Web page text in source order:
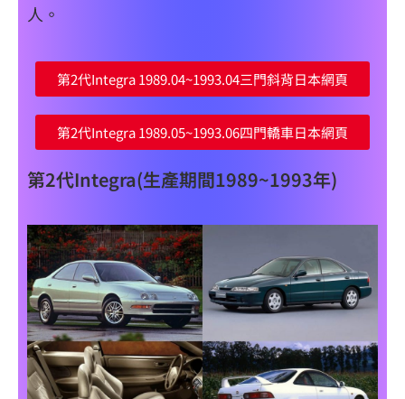
人。
第2代Integra 1989.04~1993.04三門斜背日本網頁
第2代Integra 1989.05~1993.06四門轎車日本網頁
第2代Integra(生產期間1989~1993年)